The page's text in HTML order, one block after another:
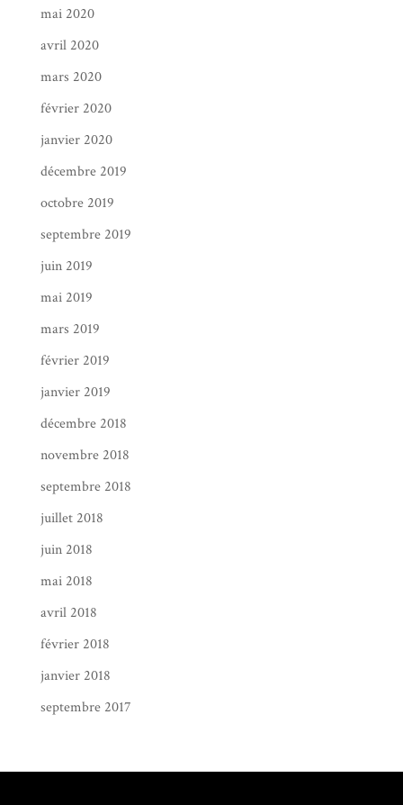
mai 2020
avril 2020
mars 2020
février 2020
janvier 2020
décembre 2019
octobre 2019
septembre 2019
juin 2019
mai 2019
mars 2019
février 2019
janvier 2019
décembre 2018
novembre 2018
septembre 2018
juillet 2018
juin 2018
mai 2018
avril 2018
février 2018
janvier 2018
septembre 2017